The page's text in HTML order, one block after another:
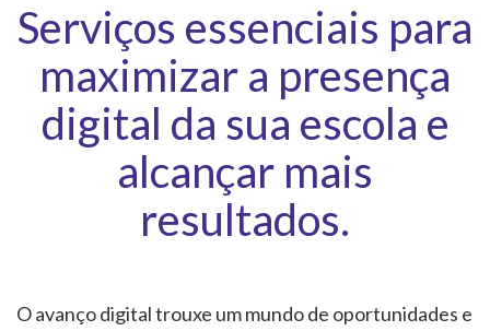
Serviços essenciais para
maximizar a presença
digital da sua escola e
alcançar mais
resultados.
O avanço digital trouxe um mundo de oportunidades e
CONTEÚDO